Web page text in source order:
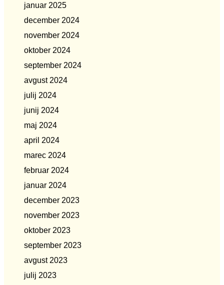
januar 2025
december 2024
november 2024
oktober 2024
september 2024
avgust 2024
julij 2024
junij 2024
maj 2024
april 2024
marec 2024
februar 2024
januar 2024
december 2023
november 2023
oktober 2023
september 2023
avgust 2023
julij 2023